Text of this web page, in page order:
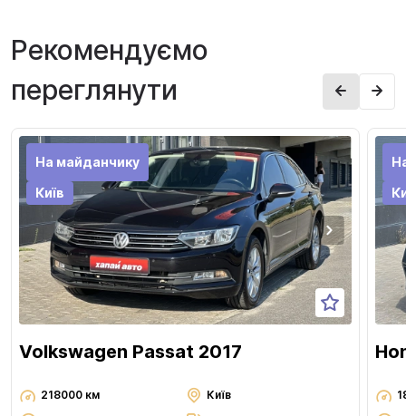
Рекомендуємо
переглянути
На майданчику
Київ
Volkswagen Passat 2017
218000 км
Київ